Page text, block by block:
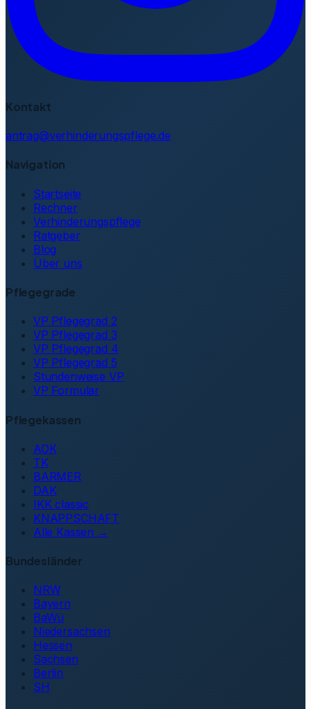
Kontakt
antrag@verhinderungspflege.de
Navigation
Startseite
Rechner
Verhinderungspflege
Ratgeber
Blog
Über uns
Pflegegrade
VP Pflegegrad 2
VP Pflegegrad 3
VP Pflegegrad 4
VP Pflegegrad 5
Stundenweise VP
VP Formular
Pflegekassen
AOK
TK
BARMER
DAK
IKK classic
KNAPPSCHAFT
Alle Kassen →
Bundesländer
NRW
Bayern
BaWü
Niedersachsen
Hessen
Sachsen
Berlin
SH